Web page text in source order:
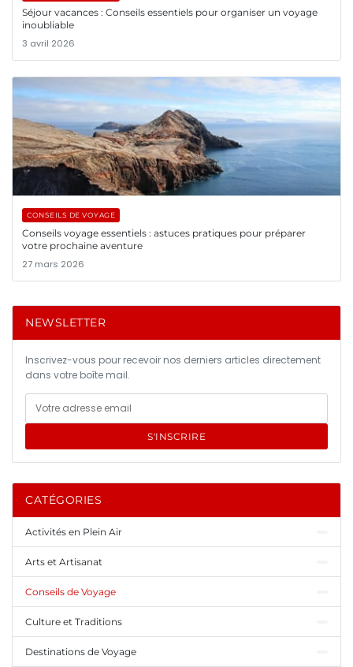
Séjour vacances : Conseils essentiels pour organiser un voyage
inoubliable
3 avril 2026
CONSEILS DE VOYAGE
Conseils voyage essentiels : astuces pratiques pour préparer
votre prochaine aventure
27 mars 2026
NEWSLETTER
Inscrivez-vous pour recevoir nos derniers articles directement
dans votre boîte mail.
S'INSCRIRE
CATÉGORIES
Activités en Plein Air
Arts et Artisanat
Conseils de Voyage
Culture et Traditions
Destinations de Voyage